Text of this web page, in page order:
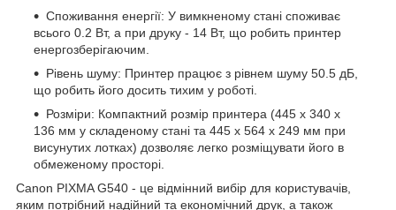
Споживання енергії: У вимкненому стані споживає
всього 0.2 Вт, а при друку - 14 Вт, що робить принтер
енергозберігаючим.
Рівень шуму: Принтер працює з рівнем шуму 50.5 дБ,
що робить його досить тихим у роботі.
Розміри: Компактний розмір принтера (445 x 340 x
136 мм у складеному стані та 445 x 564 x 249 мм при
висунутих лотках) дозволяє легко розміщувати його в
обмеженому просторі.
Canon PIXMA G540 - це відмінний вибір для користувачів,
яким потрібний надійний та економічний друк, а також